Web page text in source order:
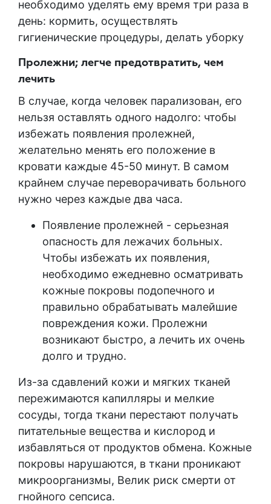
необходимо уделять ему время три раза в
день: кормить, осуществлять
гигиенические процедуры, делать уборку
Пролежни; легче предотвратить, чем
лечить
В случае, когда человек парализован, его
нельзя оставлять одного надолго: чтобы
избежать появления пролежней,
желательно менять его положение в
кровати каждые 45-50 минут. В самом
крайнем случае переворачивать больного
нужно через каждые два часа.
Появление пролежней - серьезная
опасность для лежачих больных.
Чтобы избежать их появления,
необходимо ежедневно осматривать
кожные покровы подопечного и
правильно обрабатывать малейшие
повреждения кожи. Пролежни
возникают быстро, а лечить их очень
долго и трудно.
Из-за сдавлений кожи и мягких тканей
пережимаются капилляры и мелкие
сосуды, тогда ткани перестают получать
питательные вещества и кислород и
избавляться от продуктов обмена. Кожные
покровы нарушаются, в ткани проникают
микроорганизмы, Велик риск смерти от
гнойного сепсиса.